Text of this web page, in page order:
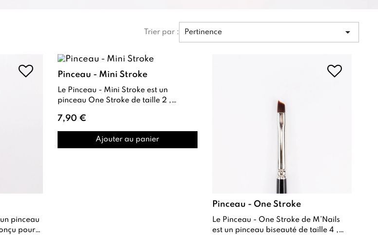
Trier par : Pertinence 
Pinceau - Mini Stroke
Le Pinceau - Mini Stroke est un
pinceau One Stroke de taille 2 ,
et le N...
7,90 €
Ajouter au panier
Pinceau - One Stroke
Le Pinceau - One Stroke de M’Nails
est un pinceau biseauté de taille 4 ,